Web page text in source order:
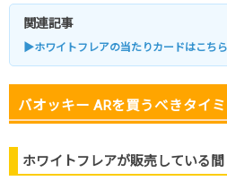
関連記事
▶ホワイトフレアの当たりカードはこちら
バオッキー ARを買うべきタイ
ホワイトフレアが販売している間